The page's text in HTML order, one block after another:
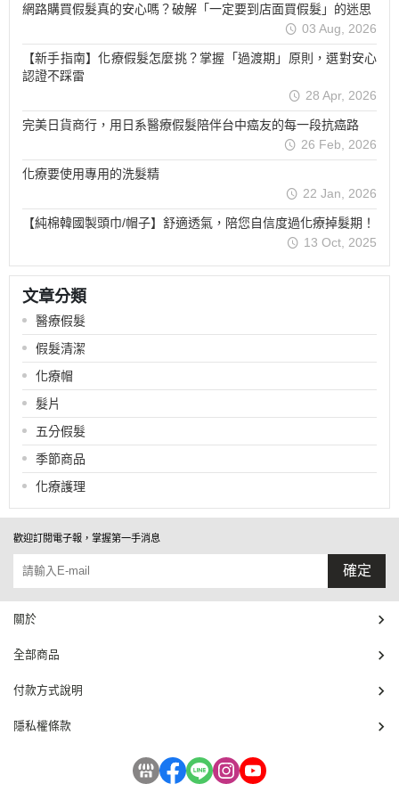
網路購買假髮真的安心嗎？破解「一定要到店面買假髮」的迷思
03 Aug, 2026
【新手指南】化療假髮怎麼挑？掌握「過渡期」原則，選對安心
認證不踩雷
28 Apr, 2026
完美日貨商行，用日系醫療假髮陪伴台中癌友的每一段抗癌路
26 Feb, 2026
化療要使用專用的洗髮精
22 Jan, 2026
【純棉韓國製頭巾/帽子】舒適透氣，陪您自信度過化療掉髮期！
13 Oct, 2025
文章分類
醫療假髮
假髮清潔
化療帽
髮片
五分假髮
季節商品
化療護理
歡迎訂閱電子報，掌握第一手消息
確定
關於
全部商品
付款方式說明
隱私權條款